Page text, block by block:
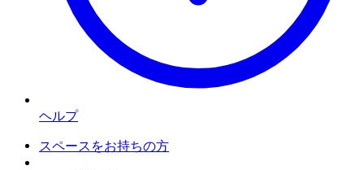
ヘルプ
スペースをお持ちの方